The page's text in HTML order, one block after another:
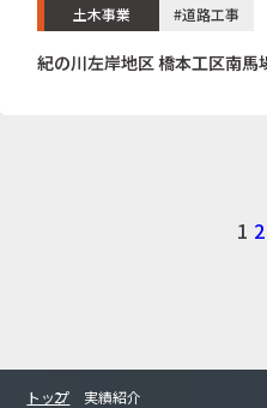
土木事業 #道路工事
紀の川左岸地区 橋本工区南馬
1 2
トップ 実績紹介